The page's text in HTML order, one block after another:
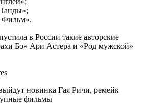
Фильм».
в России такие авторские
Бо» Ари Астера и «Род мужской»